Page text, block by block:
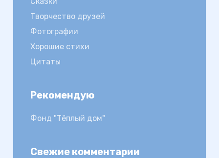
Творчество друзей
Фотографии
Хорошие стихи
Цитаты
Рекомендую
Фонд "Тёплый дом"
Свежие комментарии